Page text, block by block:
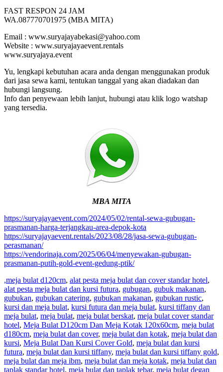
FAST RESPON 24 JAM
WA.087770701975 (MBA MITA)
Email : www.suryajayabekasi@yahoo.com
Website : www.suryajayaevent.rentals
www.suryajaya.event
Yu, lengkapi kebutuhan acara anda dengan menggunakan produk
dari jasa sewa kami, tentukan tanggal yang akan diadakan dan
hubungi langsung.
Info dan penyewaan lebih lanjut, hubungi atau klik logo watshap
yang tersedia.
MBA MITA
https://suryajayaevent.com/2024/05/02/rental-sewa-gubugan-
prasmanan-harga-terjangkau-area-depok-kota
https://suryajayaevent.rentals/2023/08/28/jasa-sewa-gubugan-
perasmanan/
https://vendorinaja.com/2025/06/04/menyewakan-gubugan-
prasmanan-putih-gold-event-gedung-ptik/
,meja bulat d120cm, alat pesta meja bulat dan cover standar hotel,
alat pesta meja bulat dan kursi futura, gubugan, gubuk makanan,
gubukan, gubukan catering, gubukan makanan, gubukan rustic,
kursi dan meja bulat, kursi futura dan meja bulat, kursi tiffany dan
meja bulat, meja bulat, meja bulat berskat, meja bulat cover standar
hotel, Meja Bulat D120cm Dan Meja Kotak 120x60cm, meja bulat
d180cm, meja bulat dan cover, meja bulat dan kotak, meja bulat dan
kursi, Meja Bulat Dan Kursi Cover Gold, meja bulat dan kursi
futura, meja bulat dan kursi tiffany, meja bulat dan kursi tiffany gold,
meja bulat dan meja ibm, meja bulat dan meja kotak, meja bulat dan
taplak standar hotel, meja bulat dan taplak tebar, meja bulat degan